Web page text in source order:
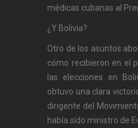
médicas cubanas al
¿Y Bolivia?
Otro de los asuntos
cómo recibieron en el
las elecciones en
obtuvo una clara
dirigente del
había sido ministro de